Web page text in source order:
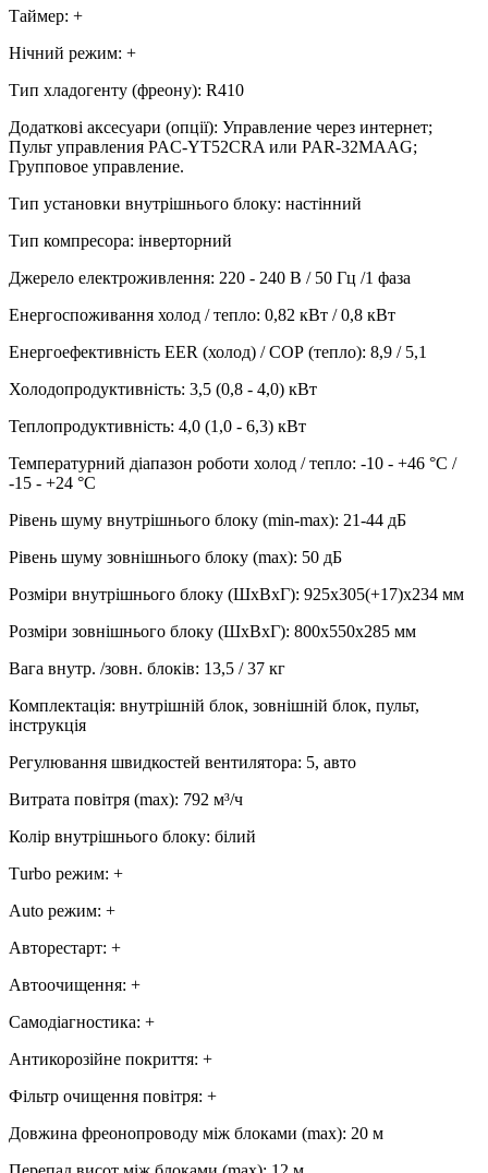
Таймер: +
Нічний режим: +
Тип хладогенту (фреону): R410
Додаткові аксесуари (опції): Управление через интернет;
Пульт управления PAC-YT52CRA или PAR-32MAAG;
Групповое управление.
Тип установки внутрішнього блоку: настінний
Тип компресора: інверторний
Джерело електроживлення: 220 - 240 В / 50 Гц /1 фаза
Енергоспоживання холод / тепло: 0,82 кВт / 0,8 кВт
Енергоефективність EER (холод) / СОР (тепло): 8,9 / 5,1
Холодопродуктивність: 3,5 (0,8 - 4,0) кВт
Теплопродуктивність: 4,0 (1,0 - 6,3) кВт
Температурний діапазон роботи холод / тепло: -10 - +46 °С /
-15 - +24 °С
Рівень шуму внутрішнього блоку (min-max): 21-44 дБ
Рівень шуму зовнішнього блоку (max): 50 дБ
Розміри внутрішнього блоку (ШхВхГ): 925x305(+17)x234 мм
Розміри зовнішнього блоку (ШхВхГ): 800x550x285 мм
Вага внутр. /зовн. блоків: 13,5 / 37 кг
Комплектація: внутрішній блок, зовнішній блок, пульт,
інструкція
Регулювання швидкостей вентилятора: 5, авто
Витрата повітря (max): 792 м³/ч
Колір внутрішнього блоку: білий
Тurbo режим: +
Аuto режим: +
Авторестарт: +
Автоочищення: +
Самодіагностика: +
Антикорозійне покриття: +
Фільтр очищення повітря: +
Довжина фреонопроводу між блоками (max): 20 м